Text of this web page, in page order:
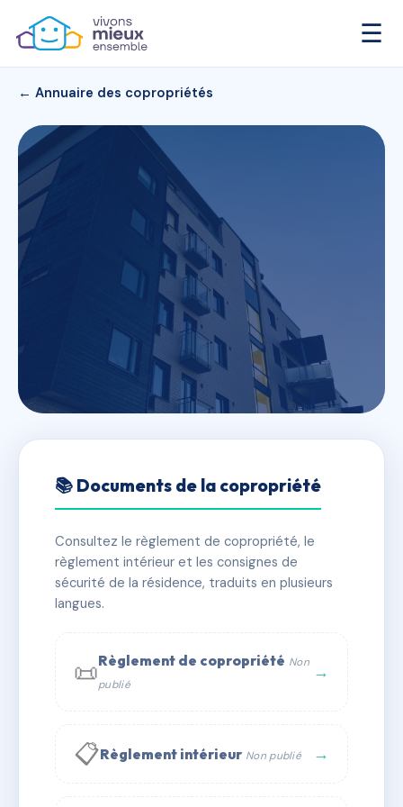
☰
← Annuaire des copropriétés
37 BOULEVARD DU
GENERAL LECLERC
📍 37 boulevard du général leclerc 77300
Fontainebleau
✓ Immatriculée
📞 Contacter Syndic Digital 💬 WhatsApp
✉ Email
📚 Documents de la copropriété
Consultez le règlement de copropriété, le
règlement intérieur et les consignes de
sécurité de la résidence, traduits en plusieurs
langues.
📜Règlement de copropriété Non
publié
→
📋Règlement intérieur Non publié →